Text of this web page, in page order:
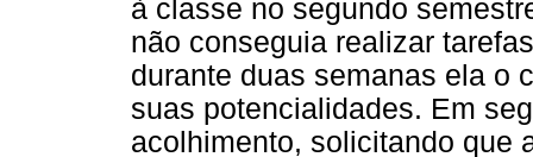
à classe no segundo
não conseguia realizar
durante duas semanas ela o
suas potencialidades. Em
acolhimento, solicitando que